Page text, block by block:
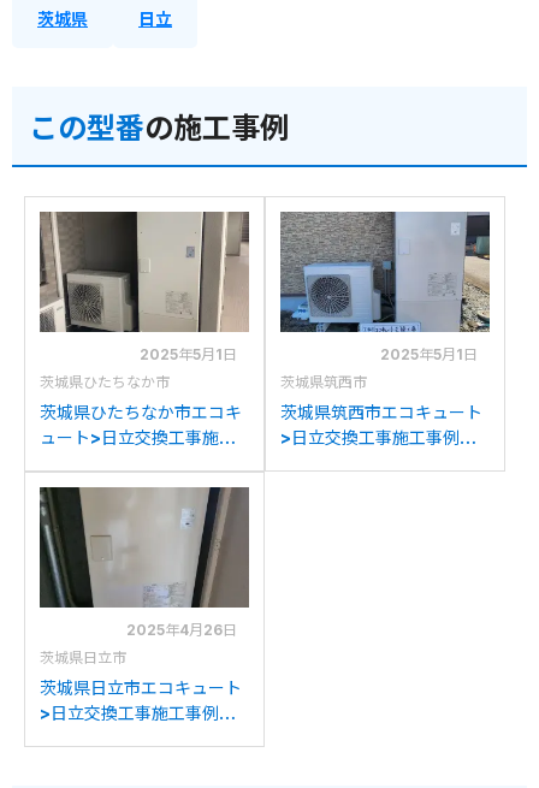
茨城県 日立
この型番の施工事例
2025年5月1日
茨城県ひたちなか市
茨城県ひたちなか市エコキ
ュート>日立交換工事施工
TAN37Wから日立BHP-
FN37WUへの交換
2025年5月1日
茨城県筑西市
茨城県筑西市エコキュート
>日立交換工事施工事例：
2025年4月26日
茨城県日立市
茨城県日立市エコキュート
>日立交換工事施工事例：